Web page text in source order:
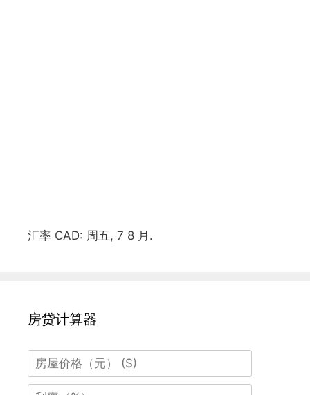
汇率 CAD: 周五, 7 8 月.
房贷计算器